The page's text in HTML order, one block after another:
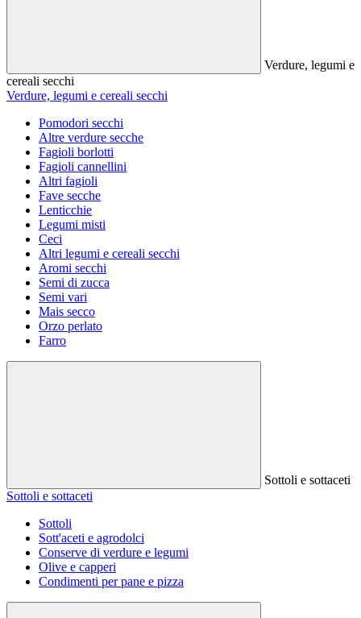
Verdure, legumi e
cereali secchi
Verdure, legumi e cereali secchi
Pomodori secchi
Altre verdure secche
Fagioli borlotti
Fagioli cannellini
Altri fagioli
Fave secche
Lenticchie
Legumi misti
Ceci
Altri legumi e cereali secchi
Aromi secchi
Semi di zucca
Semi vari
Mais secco
Orzo perlato
Farro
Sottoli e sottaceti
Sottoli e sottaceti
Sottoli
Sott'aceti e agrodolci
Conserve di verdure e legumi
Olive e capperi
Condimenti per pane e pizza